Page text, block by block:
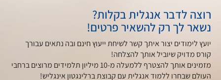
רוצה לדבר אנגלית בקלות?
נשאר לך רק להשאיר פרטים!
יועץ לימודים יצור איתך קשר לשיחת ייעוץ חינם ובה נתאים עבורך
קורס מדויק שיוביל אותך להצלחה!
מזמינים אותך להצטרף ללמעלה מ-10 מיליון תלמידים מרוצים ברחבי
העולם שבחרו ללמוד אנגלית עם קבוצת ברלינגטון אינגליש!